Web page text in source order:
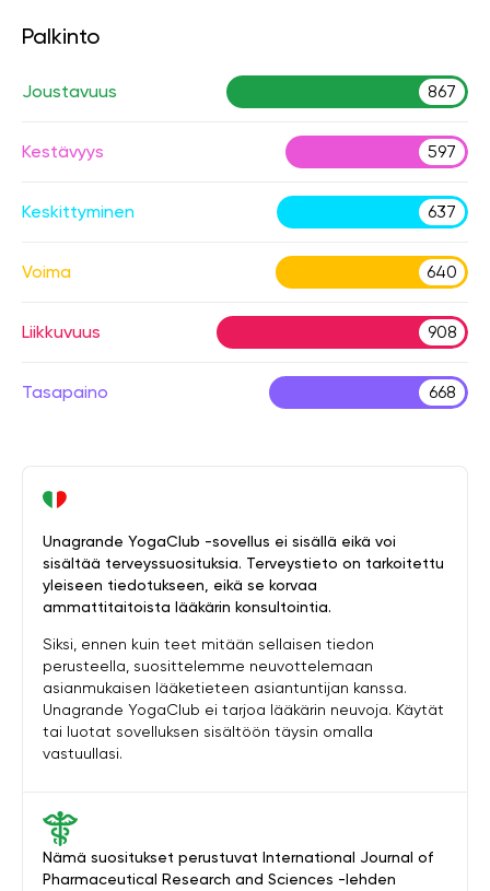
Palkinto
Joustavuus 867
Kestävyys 597
Keskittyminen 637
Voima 640
Liikkuvuus 908
Tasapaino 668
Nämä suositukset perustuvat International Journal of
Pharmaceutical Research and Sciences -lehden
Unagrande YogaClub -sovellus ei sisällä eikä voi
sisältää terveyssuosituksia. Terveystieto on tarkoitettu
yleiseen tiedotukseen, eikä se korvaa
ammattitaitoista lääkärin konsultointia.
Siksi, ennen kuin teet mitään sellaisen tiedon
perusteella, suosittelemme neuvottelemaan
asianmukaisen lääketieteen asiantuntijan kanssa.
Unagrande YogaClub ei tarjoa lääkärin neuvoja. Käytät
tai luotat sovelluksen sisältöön täysin omalla
vastuullasi.